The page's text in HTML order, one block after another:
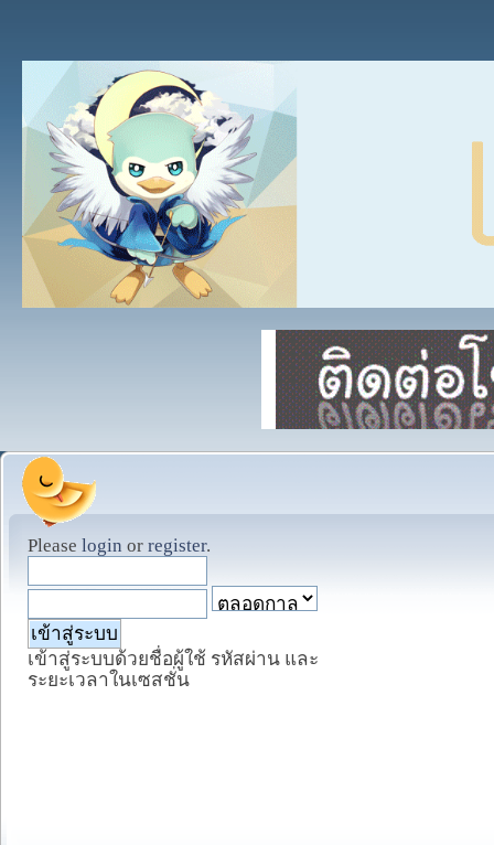
Please login or register.
เข้าสู่ระบบด้วยชื่อผู้ใช้ รหัสผ่าน และ
ระยะเวลาในเซสชั่น